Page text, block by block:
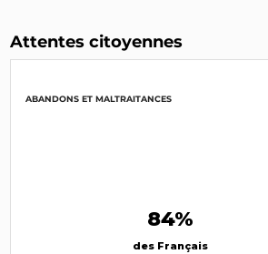
Attentes citoyennes
ABANDONS ET MALTRAITANCES
84%
des Français